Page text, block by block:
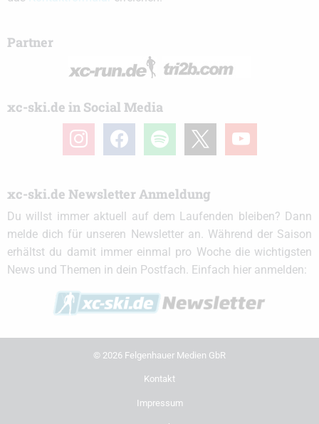
Partner
xc-ski.de in Social Media
instagramfacebook spotify youtube
xc-ski.de Newsletter Anmeldung
Du willst immer aktuell auf dem Laufenden bleiben? Dann
melde dich für unseren Newsletter an. Während der Saison
erhältst du damit immer einmal pro Woche die wichtigsten
News und Themen in dein Postfach. Einfach hier anmelden:
© 2026 Felgenhauer Medien GbR
Kontakt
Impressum